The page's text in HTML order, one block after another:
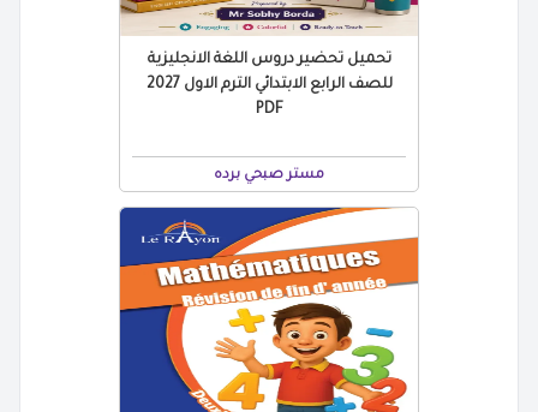
تحميل تحضير دروس اللغة الانجليزية
للصف الرابع الابتدائي الترم الاول 2027
PDF
مستر صبحي برده